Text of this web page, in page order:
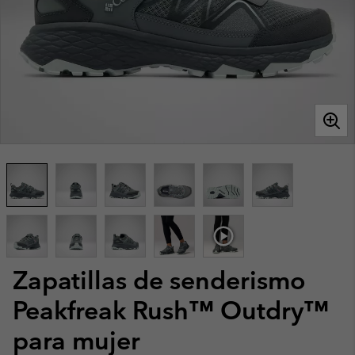
Zapatillas de senderismo
Peakfreak Rush™ Outdry™
para mujer